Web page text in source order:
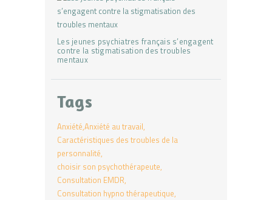
Les jeunes psychiatres français s’engagent
contre la stigmatisation des troubles
mentaux
Tags
Anxiété Anxiété au travail
Caractéristiques des troubles de la
personnalité
choisir son psychothérapeute
Consultation EMDR
Consultation hypno thérapeutique